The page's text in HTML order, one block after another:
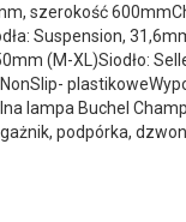
szerokość
Suspension,
(M-XL)Siodło:
lampa Buchel
podpórka,